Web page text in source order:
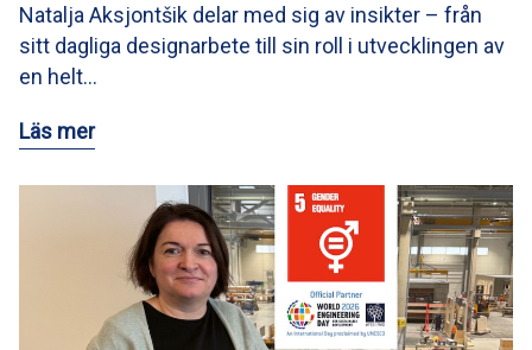
Natalja Aksjontšik delar med sig av insikter – från
sitt dagliga designarbete till sin roll i utvecklingen av
en helt…
Läs mer